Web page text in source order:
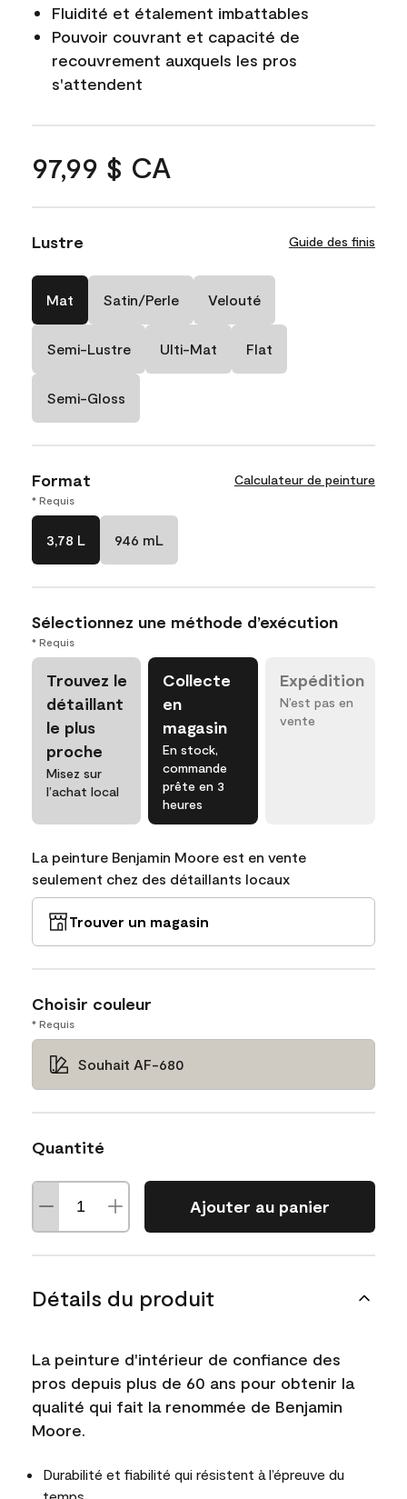
Fluidité et étalement imbattables
Pouvoir couvrant et capacité de
recouvrement auxquels les pros
s'attendent
97,99 $ CA
Lustre Guide des finis
Mat Satin/Perle Velouté
Semi-Lustre Ulti-Mat Flat
Semi-Gloss
Format Calculateur de peinture
* Requis
3,78 L 946 mL
Sélectionnez une méthode d’exécution
* Requis
Trouvez le
détaillant
le plus
proche
Misez sur
l’achat local
Collecte
en
magasin
En stock,
commande
prête en 3
heures
Expédition
N’est pas en
vente
La peinture Benjamin Moore est en vente
seulement chez des détaillants locaux
Trouver un magasin
Choisir couleur
* Requis
Souhait AF-680
Quantité
Ajouter au panier
Détails du produit
La peinture d'intérieur de confiance des
pros depuis plus de 60 ans pour obtenir la
qualité qui fait la renommée de Benjamin
Moore.
Durabilité et fiabilité qui résistent à l’épreuve du
temps